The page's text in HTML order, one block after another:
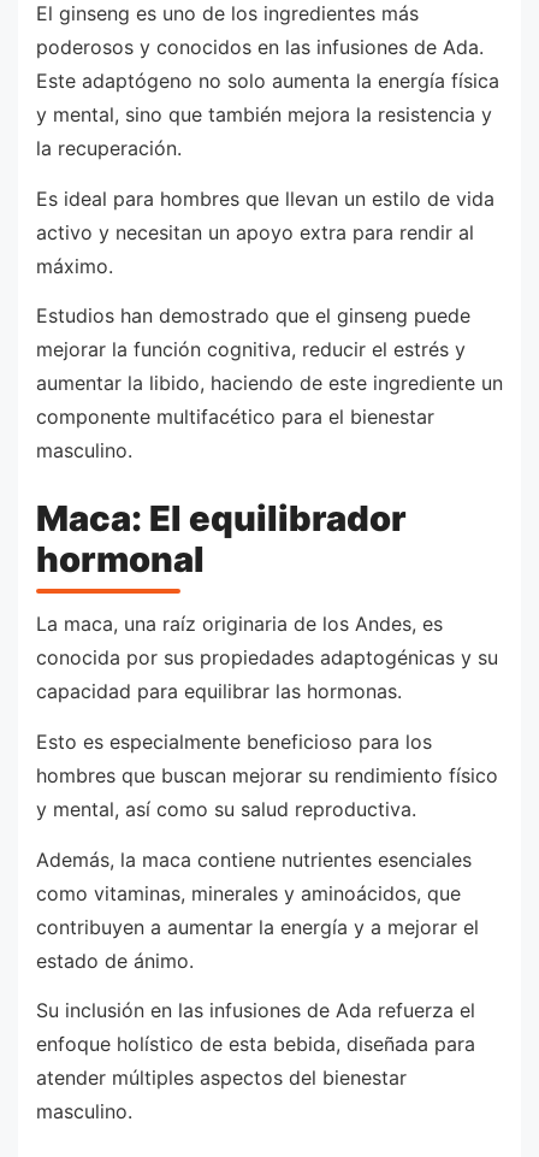
El ginseng es uno de los ingredientes más
poderosos y conocidos en las infusiones de Ada.
Este adaptógeno no solo aumenta la energía física
y mental, sino que también mejora la resistencia y
la recuperación.
Es ideal para hombres que llevan un estilo de vida
activo y necesitan un apoyo extra para rendir al
máximo.
Estudios han demostrado que el ginseng puede
mejorar la función cognitiva, reducir el estrés y
aumentar la libido, haciendo de este ingrediente un
componente multifacético para el bienestar
masculino.
Maca: El equilibrador
hormonal
La maca, una raíz originaria de los Andes, es
conocida por sus propiedades adaptogénicas y su
capacidad para equilibrar las hormonas.
Esto es especialmente beneficioso para los
hombres que buscan mejorar su rendimiento físico
y mental, así como su salud reproductiva.
Además, la maca contiene nutrientes esenciales
como vitaminas, minerales y aminoácidos, que
contribuyen a aumentar la energía y a mejorar el
estado de ánimo.
Su inclusión en las infusiones de Ada refuerza el
enfoque holístico de esta bebida, diseñada para
atender múltiples aspectos del bienestar
masculino.